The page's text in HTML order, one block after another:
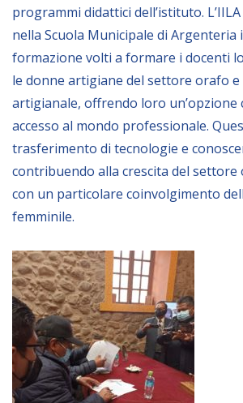
Catalogo
Pubblicazioni
OPPORTUNITÀ
Bandi
Borse di studio
Alta Formazione
Contratti/Accordi/Grant
NEWSLETTER
programmi didattici dell’istituto.
nella Scuola Municipale di
formazione volti a formare i docenti
le donne artigiane del settore orafo
artigianale, offrendo loro un’opzione
accesso al mondo professionale.
trasferimento di tecnologie e
contribuendo alla crescita del settore
con un particolare coinvolgimento
femminile.